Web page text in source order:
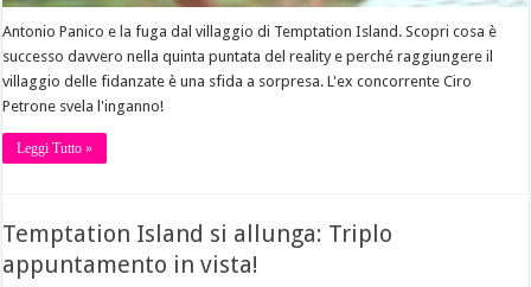
Antonio Panico e la fuga dal villaggio di Temptation Island. Scopri cosa è
successo davvero nella quinta puntata del reality e perché raggiungere il
villaggio delle fidanzate è una sfida a sorpresa. L'ex concorrente Ciro
Petrone svela l'inganno!
Leggi Tutto »
Temptation Island si allunga: Triplo
appuntamento in vista!